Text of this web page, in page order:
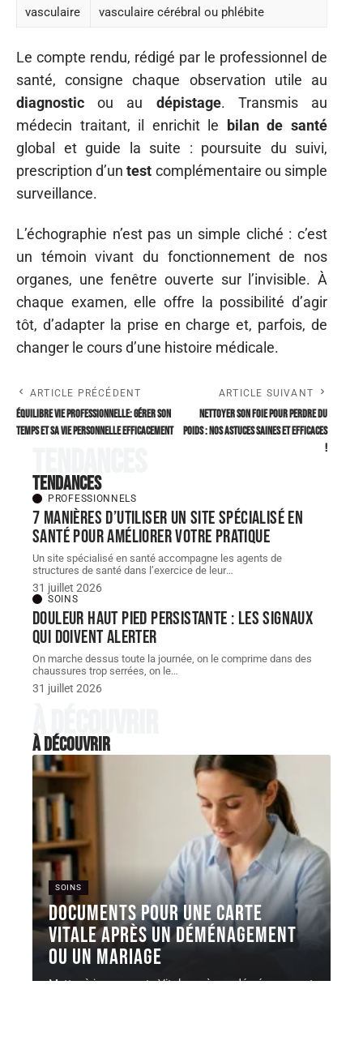
vasculaire
vasculaire cérébral ou phlébite
Le compte rendu, rédigé par le professionnel de
santé, consigne chaque observation utile au
diagnostic ou au dépistage. Transmis au
médecin traitant, il enrichit le bilan de santé
global et guide la suite : poursuite du suivi,
prescription d’untest complémentaire ou simple
surveillance.
L’échographie n’est pas un simple cliché : c’est
un témoin vivant du fonctionnement de nos
organes, une fenêtre ouverte sur l’invisible. À
chaque examen, elle offre la possibilité d’agir
tôt, d’adapter la prise en charge et, parfois, de
changer le cours d’une histoire médicale.
ARTICLE PRÉCÉDENT
Équilibre vie professionnelle: gérer son
temps et sa vie personnelle efficacement
ARTICLE SUIVANT
Nettoyer son foie pour perdre du
poids : nos astuces saines et efficaces
!
Tendances
PROFESSIONNELS
7 manières d’utiliser un site spécialisé en
santé pour améliorer votre pratique
Un site spécialisé en santé accompagne les agents de
structures de santé dans l’exercice de leur…
31 juillet 2026
SOINS
Douleur haut pied persistante : les signaux
qui doivent alerter
On marche dessus toute la journée, on le comprime dans des
chaussures trop serrées, on le…
31 juillet 2026
À découvrir
À découvrir
SOINS
Documents pour une carte
Vitale après un déménagement
ou un mariage
Mettre à jour sa carte Vitale après un déménagement